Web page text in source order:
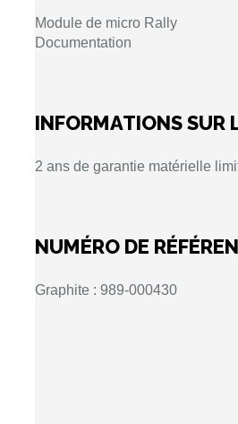
Module de micro Rally
Documentation
INFORMATIONS SUR
2 ans de garantie matérielle
NUMÉRO DE
Graphite : 989-000430